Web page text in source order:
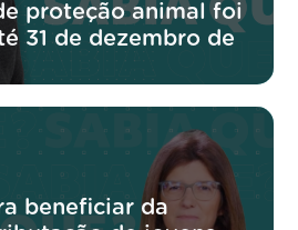
proteção animal foi
31 de dezembro de
beneficiar da